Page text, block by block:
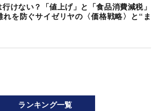
けない？「値上げ」と「食品消費減税」
れを防ぐサイゼリヤの〈価格戦略〉と“ま
ランキング一覧